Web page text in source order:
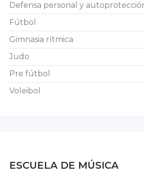
Defensa personal y
Fútbol
Gimnasia rítmica
Judo
Pre fútbol
Voleibol
ESCUELA DE MÚSICA